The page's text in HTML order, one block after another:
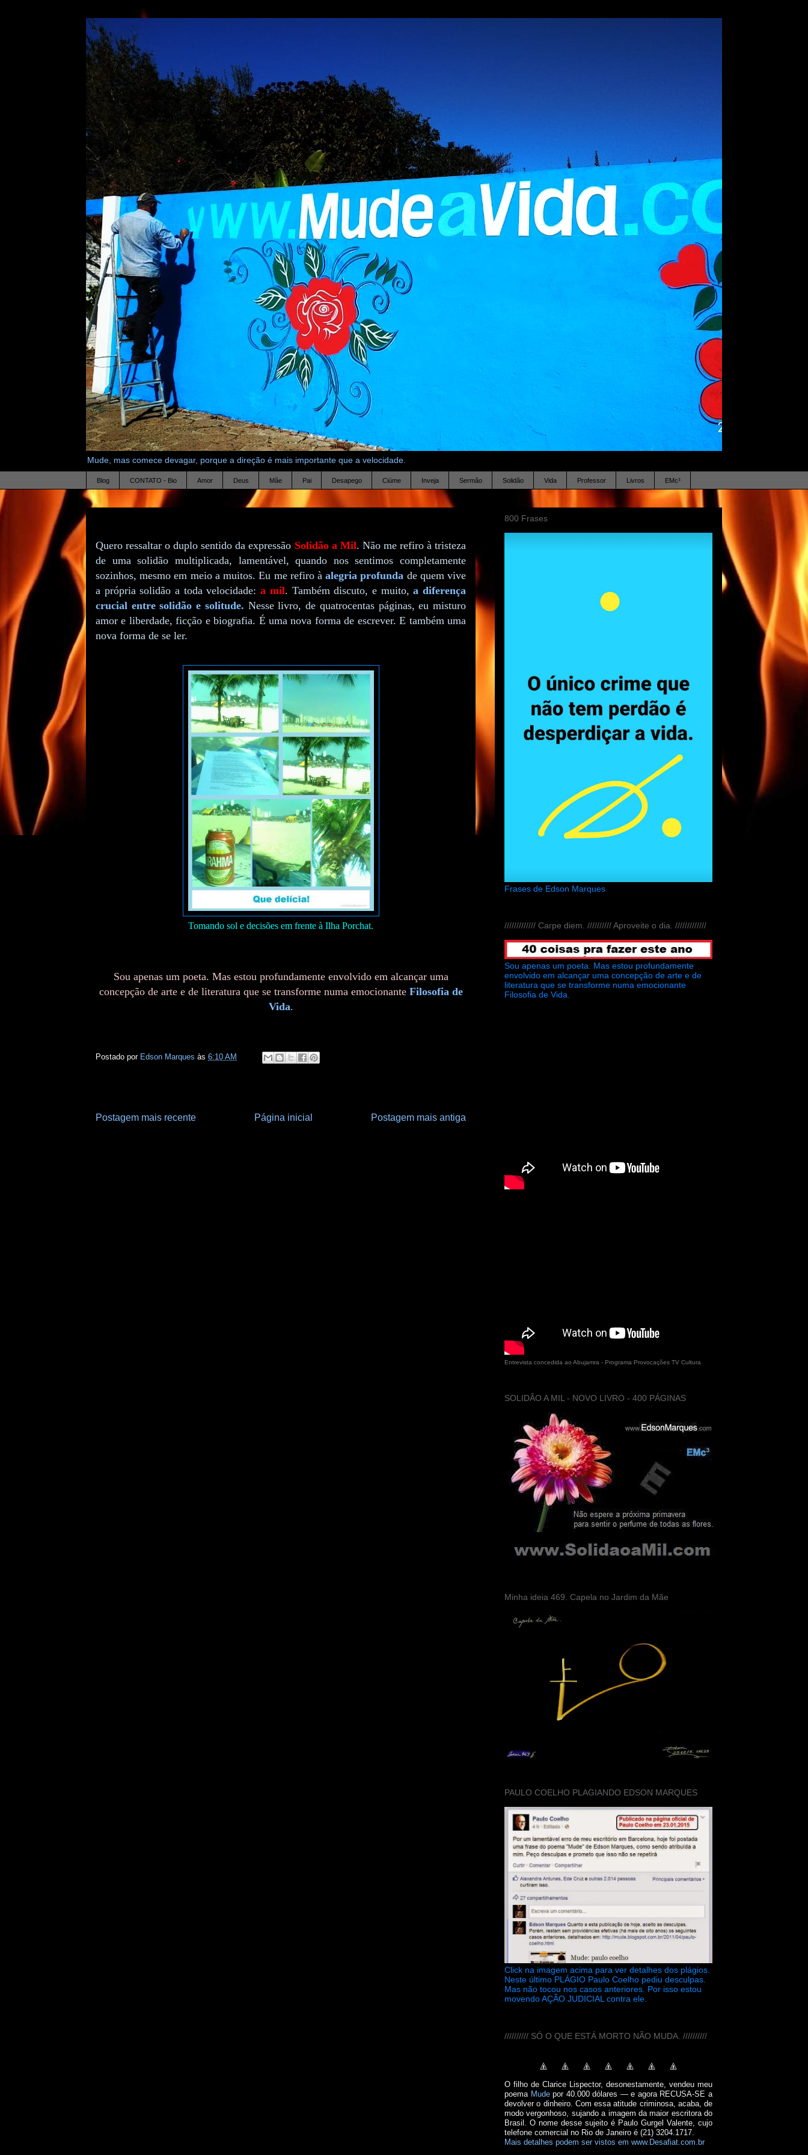
Mude, mas comece devagar, porque a direção é mais importante que a velocidade.
Blog CONTATO - Bio Amor Deus Mãe Pai Desapego Ciúme Inveja Sermão Solidão Vida Professor Livros EMc³
Quero ressaltar o duplo sentido da expressão Solidão a Mil. Não me refiro à tristeza
de uma solidão multiplicada, lamentável, quando nos sentimos completamente
sozinhos, mesmo em meio a muitos. Eu me refiro àalegria profunda de quem vive
a própria solidão a toda velocidade:a mil. Também discuto, e muito,a diferença
crucial entre solidão e solitude. Nesse livro, de quatrocentas páginas, eu misturo
amor e liberdade, ficção e biografia. É uma nova forma de escrever. E também uma
nova forma de se ler.
Tomando sol e decisões em frente à Ilha Porchat.
Sou apenas um poeta. Mas estou profundamente envolvido em alcançar uma
concepção de arte e de literatura que se transforme numa emocionante Filosofia de
Vida.
Postado por Edson Marques às 6:10 AM
Postagem mais recente Postagem mais antiga
Página inicial
800 Frases
Frases de Edson Marques
///////////// Carpe diem. ////////// Aproveite o dia. /////////////
Sou apenas um poeta. Mas estou profundamente
envolvido em alcançar uma concepção de arte e de
literatura que se transforme numa emocionante
Filosofia de Vida.
Entrevista concedida ao Abujamra - Programa Provocações TV Cultura
SOLIDÃO A MIL - NOVO LIVRO - 400 PÁGINAS
Minha ideia 469. Capela no Jardim da Mãe
PAULO COELHO PLAGIANDO EDSON MARQUES
Click na imagem acima para ver detalhes dos plágios.
Neste último PLÁGIO Paulo Coelho pediu desculpas.
Mas não tocou nos casos anteriores. Por isso estou
movendo AÇÃO JUDICIAL contra ele.
////////// SÓ O QUE ESTÁ MORTO NÃO MUDA. //////////
O filho de Clarice Lispector, desonestamente, vendeu meu
poema Mudepor 40.000 dólares — e agora RECUSA-SE a
devolver o dinheiro. Com essa atitude criminosa, acaba, de
modo vergonhoso, sujando a imagem da maior escritora do
Brasil. O nome desse sujeito é Paulo Gurgel Valente, cujo
telefone comercial no Rio de Janeiro é (21) 3204.1717.
Mais detalhes podem ser vistos em www.Desafiat.com.br